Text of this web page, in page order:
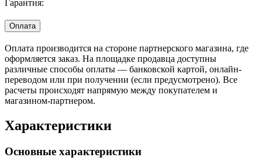
Гарантия:
Оплата
Оплата производится на стороне партнерского магазина, где
оформляется заказ. На площадке продавца доступны
различные способы оплаты — банковской картой, онлайн-
переводом или при получении (если предусмотрено). Все
расчеты происходят напрямую между покупателем и
магазином-партнером.
Характеристики
Основные характеристики